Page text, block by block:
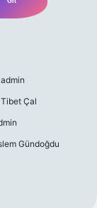
admin
Tibet Çal
Gündoğdu